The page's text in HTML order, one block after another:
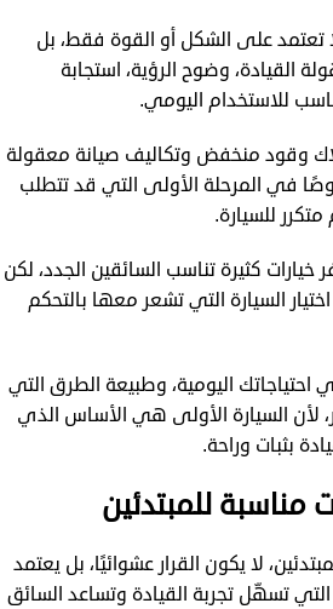
تعتمد على الشكل أو القوة فقط، بل
القيادة، وضوح الرؤية، استجابة
للاستخدام اليومي.
وقود منخفض وتكاليف صيانة معقولة
في المرحلة الأولى التي قد تتطلب
للسيارة.
كثيرة تناسب السائقين الجدد، لكن
السيارة التي تشعر معها بالتحكم
اليومية، وطبيعة الطرق التي
لأن السيارة الأولى هي الأساس الذي
بثبات وراحة.
مناسبة للمبتدئين
لا يكون القرار عشوائيًا، بل يعتمد
تسهّل تجربة القيادة وتساعد السائق